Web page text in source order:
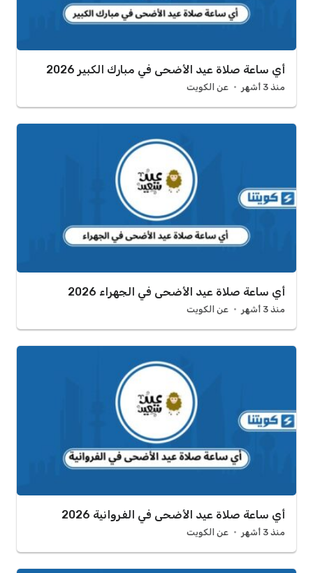
أي ساعة صلاة عيد الأضحى في مبارك الكبير 2026
منذ 3 أشهر عن الكويت
أي ساعة صلاة عيد الأضحى في الجهراء 2026
منذ 3 أشهر عن الكويت
أي ساعة صلاة عيد الأضحى في الفروانية 2026
منذ 3 أشهر عن الكويت